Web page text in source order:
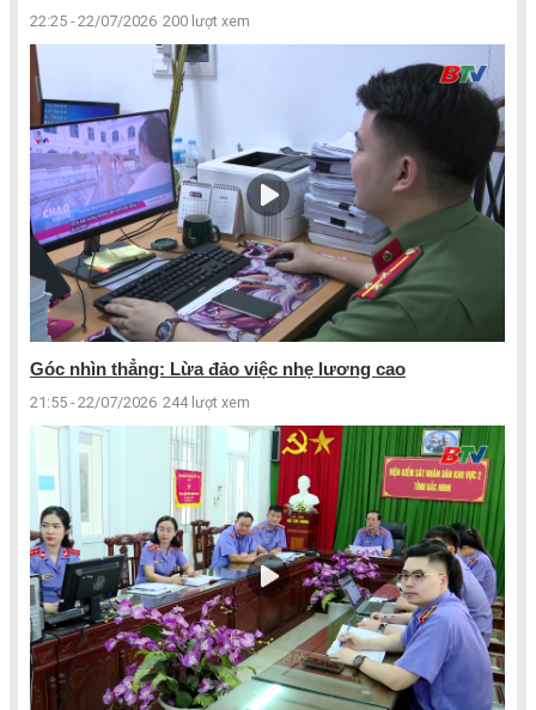
22:25 - 22/07/2026 200 lượt xem
Góc nhìn thẳng: Lừa đảo việc nhẹ lương cao
21:55 - 22/07/2026 244 lượt xem